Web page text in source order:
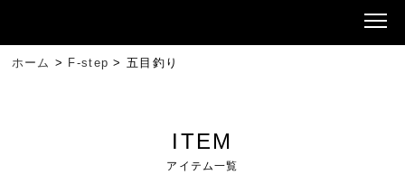
ホーム > F-step >五目釣り
ITEM
アイテム一覧